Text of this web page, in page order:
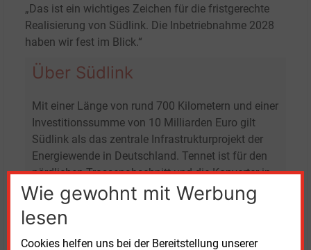
Wie gewohnt mit Werbung
lesen
Cookies helfen uns bei der Bereitstellung unserer
„Das ist ein wichtiges Zeichen für die fristgerechte
Realisierung von Südlink. Die Inbetriebnahme 2028
haben wir fest im Blick.“
Über Südlink
​Mit einer Länge von rund 700 Kilometern und einer
Investitionssumme von 10 Milliarden Euro gilt
Südlink als das zentrale Infrastrukturprojekt der
Energiewende in Deutschland. Tennet ist für den
nördlichen Trassenabschnitt und die Konverter in
Schleswig-Holstein (Brunsbüttel) und Bayern
(Grafenrheinfeld bei Schweinfurt) zuständig. In die
Verantwortung von Transnet BW fallen der
südliche Trassenabschnitt und der Konverter in